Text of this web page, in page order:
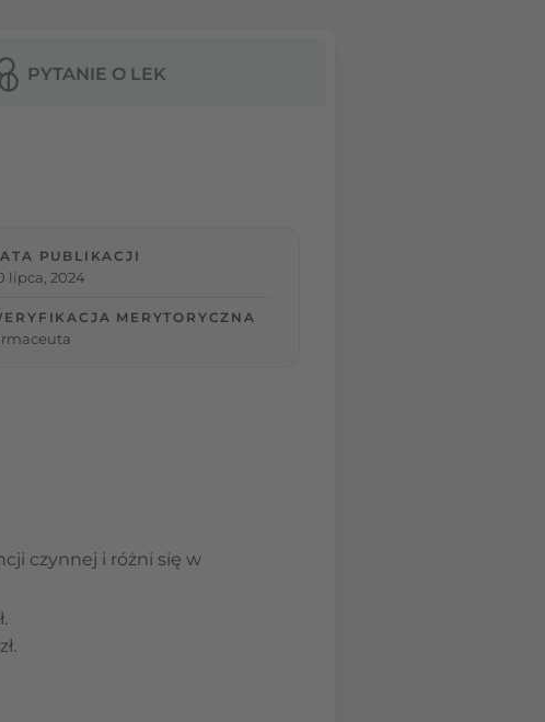
PYTANIE O LEK
PUBLIKACJI
lipca, 2024
MERYTORYCZNA
czynnej i różni się w